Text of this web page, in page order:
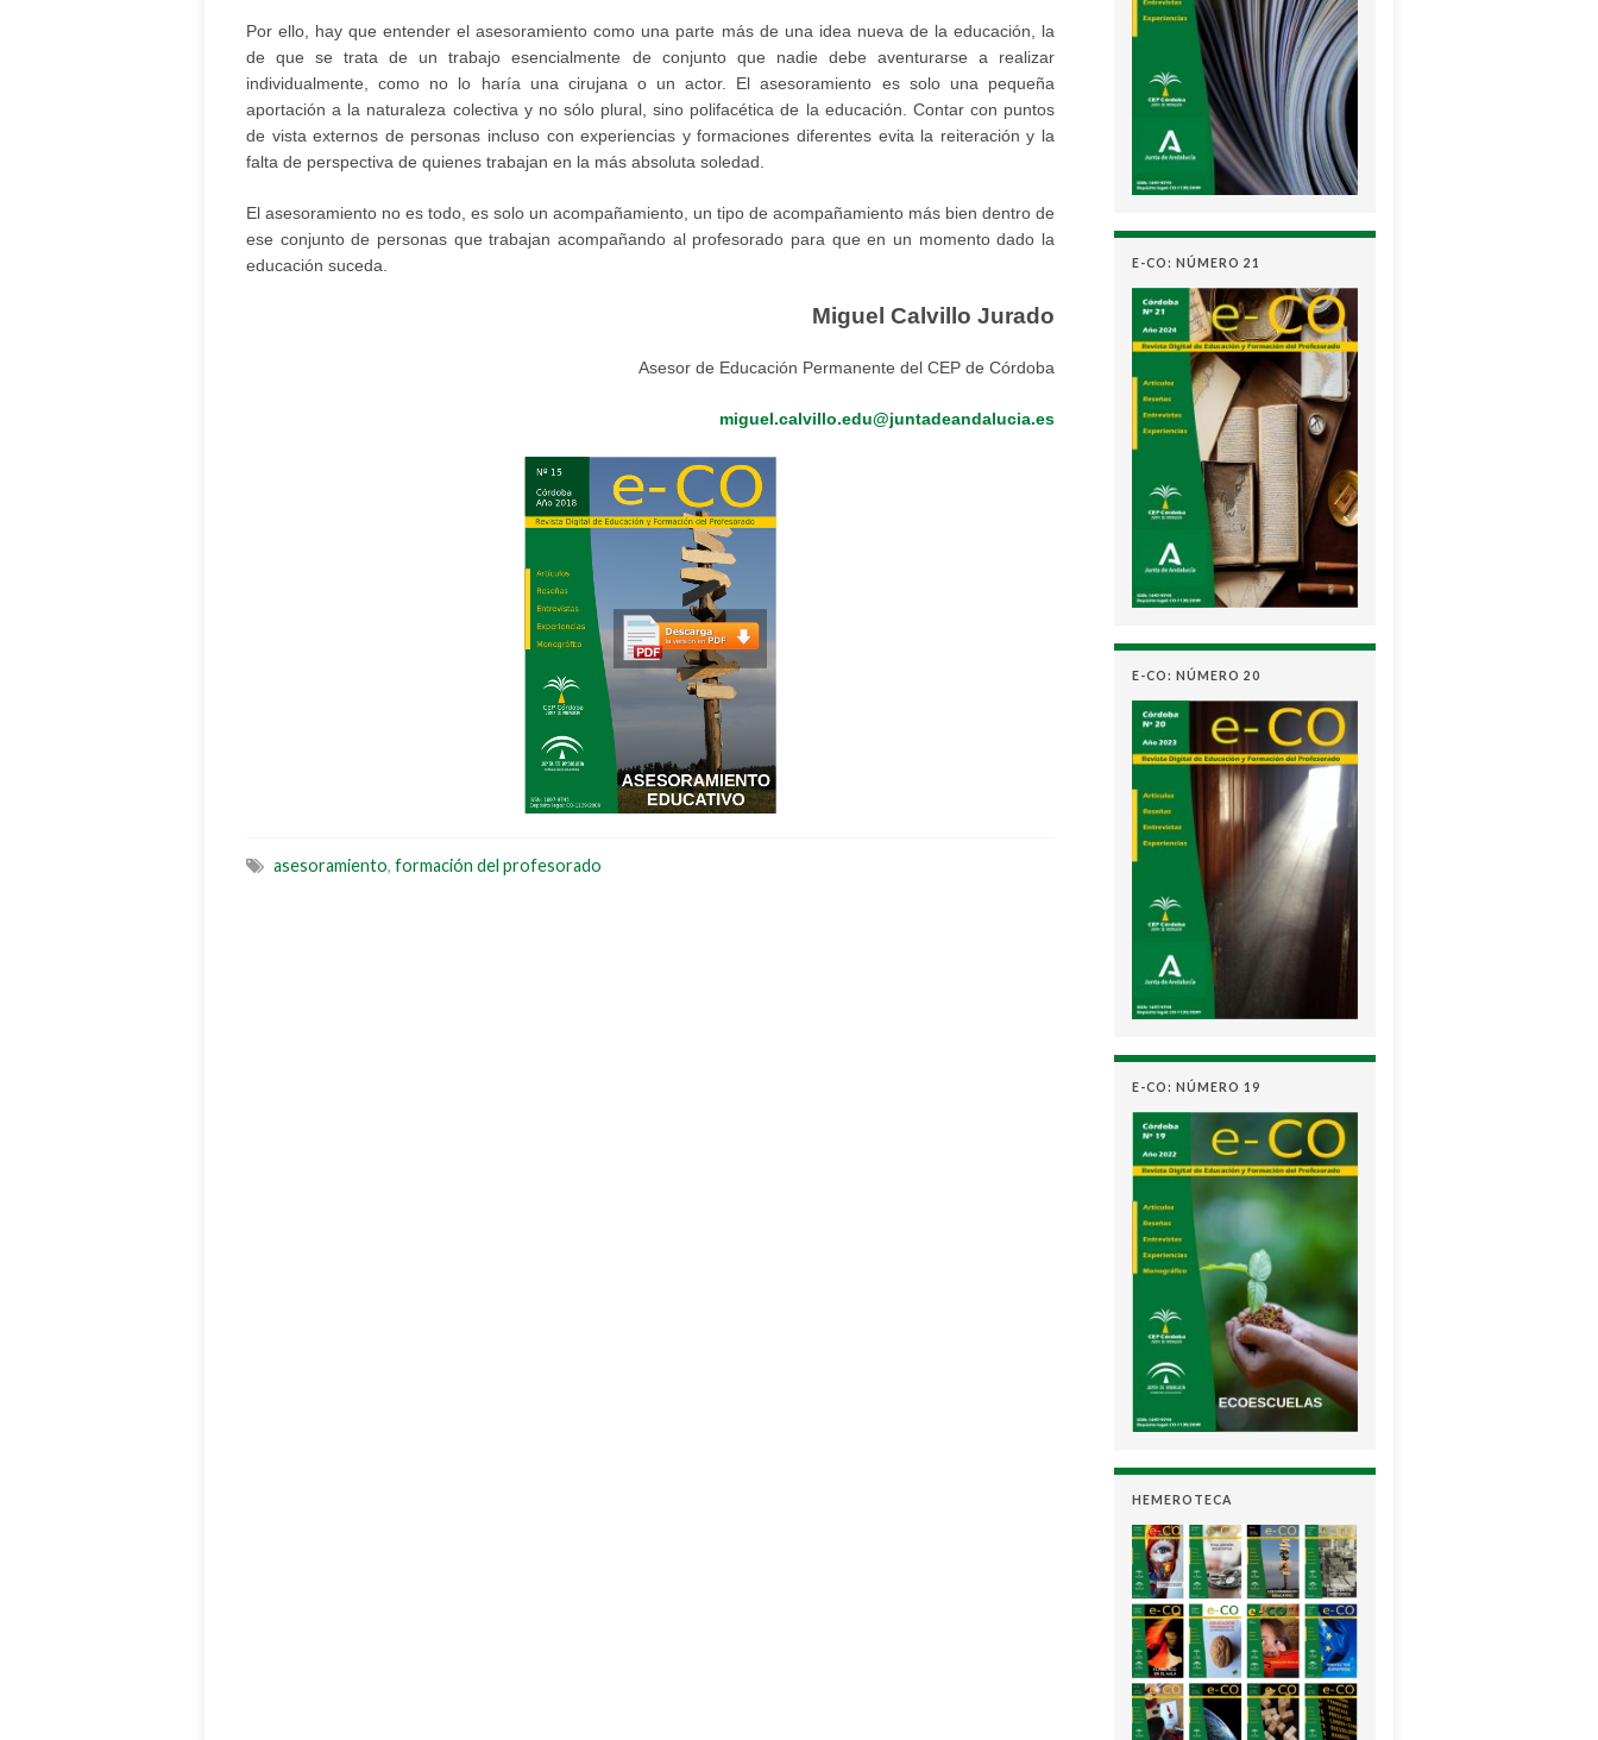
Por ello, hay que entender el asesoramiento como una parte más de una idea nueva de la educación, la
de que se trata de un trabajo esencialmente de conjunto que nadie debe aventurarse a realizar
individualmente, como no lo haría una cirujana o un actor. El asesoramiento es solo una pequeña
aportación a la naturaleza colectiva y no sólo plural, sino polifacética de la educación. Contar con puntos
de vista externos de personas incluso con experiencias y formaciones diferentes evita la reiteración y la
falta de perspectiva de quienes trabajan en la más absoluta soledad.
El asesoramiento no es todo, es solo un acompañamiento, un tipo de acompañamiento más bien dentro de
ese conjunto de personas que trabajan acompañando al profesorado para que en un momento dado la
educación suceda.
Miguel Calvillo Jurado
Asesor de Educación Permanente del CEP de Córdoba
miguel.calvillo.edu@juntadeandalucia.es
asesoramiento, formación del profesorado
E-CO: NÚMERO 21
E-CO: NÚMERO 20
E-CO: NÚMERO 19
HEMEROTECA